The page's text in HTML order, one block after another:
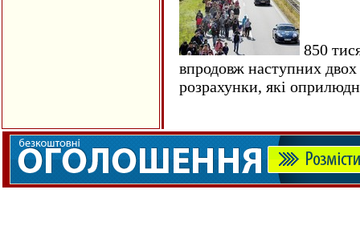
850
впродовж наступних
розрахунки, які